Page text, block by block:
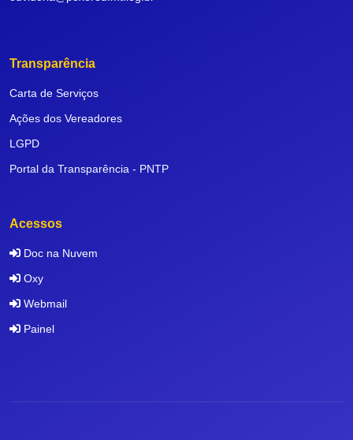
Transparência
Carta de Serviços
Ações dos Vereadores
LGPD
Portal da Transparência - PNTP
Acessos
Doc na Nuvem
Oxy
Webmail
Painel